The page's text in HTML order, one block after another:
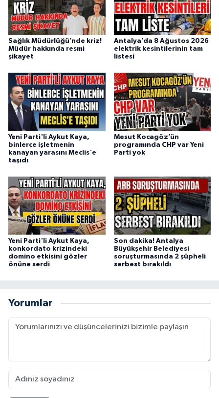
Sağlık Müdürlüğü’nde kriz!
Müdür hakkında resmi
şikayet
Antalya’da 8 Ağustos 2026
elektrik kesintilerinin tam
listesi
Yeni Parti'li Aykut Kaya,
binlerce işletmenin
kanayan yarasını Meclis'e
taşıdı
Mesut Kocagöz’ün
programında CHP var Yeni
Parti yok
Yeni Parti'li Aykut Kaya,
konkordato krizindeki
domino etkisini gözler
önüne serdi
Son dakika! Antalya
Büyükşehir Belediyesi
soruşturmasında 2 şüpheli
serbest bırakıldı
Yorumlar